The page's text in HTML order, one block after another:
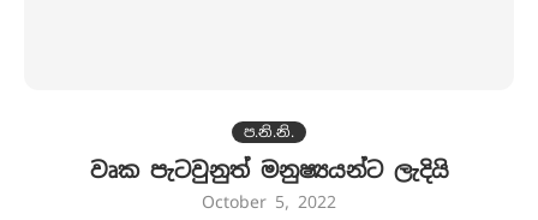
ප.නි.නි.
වෘක පැටවුනුත් මනුෂ්‍යයන්ට ලැදියි
October 5, 2022